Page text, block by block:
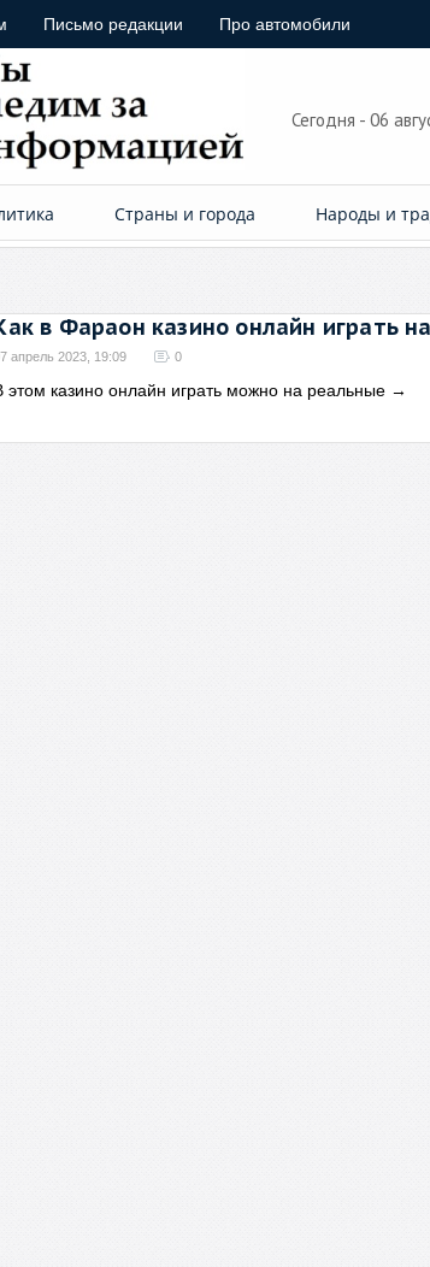
Письмо редакции Про автомобили
Сегодня - 06
Страны и города Народы и
в Фараон казино онлайн играть
апрель 2023, 19:09 0
этом казино онлайн играть можно на реальные →